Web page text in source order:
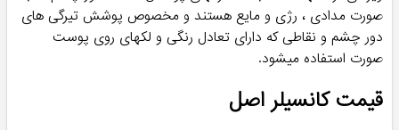
صورت مدادی ، رژی و مایع هستند و مخصوص پوشش تیرگی های
دور چشم و نقاطی که دارای تعادل رنگی و لکهای روی پوست
صورت استفاده میشود.
قیمت کانسیلر اصل